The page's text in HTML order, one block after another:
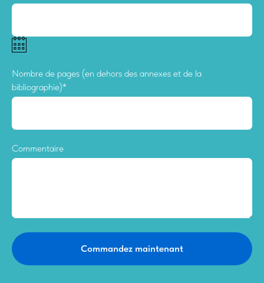
Nombre de pages (en dehors des annexes et de la
bibliographie)*
Commentaire
Commandez maintenant